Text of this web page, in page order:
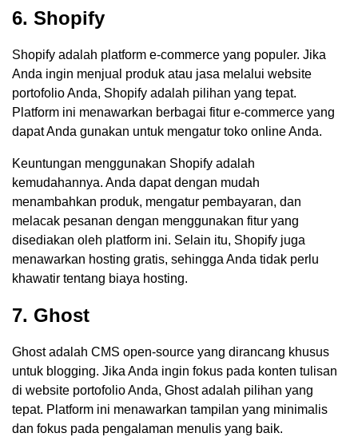
6. Shopify
Shopify adalah platform e-commerce yang populer. Jika
Anda ingin menjual produk atau jasa melalui website
portofolio Anda, Shopify adalah pilihan yang tepat.
Platform ini menawarkan berbagai fitur e-commerce yang
dapat Anda gunakan untuk mengatur toko online Anda.
Keuntungan menggunakan Shopify adalah
kemudahannya. Anda dapat dengan mudah
menambahkan produk, mengatur pembayaran, dan
melacak pesanan dengan menggunakan fitur yang
disediakan oleh platform ini. Selain itu, Shopify juga
menawarkan hosting gratis, sehingga Anda tidak perlu
khawatir tentang biaya hosting.
7. Ghost
Ghost adalah CMS open-source yang dirancang khusus
untuk blogging. Jika Anda ingin fokus pada konten tulisan
di website portofolio Anda, Ghost adalah pilihan yang
tepat. Platform ini menawarkan tampilan yang minimalis
dan fokus pada pengalaman menulis yang baik.